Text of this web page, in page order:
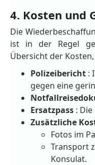
4. Kosten und
Die
ist in der Regel
Übersicht der
Polizeibericht :
gegen eine
Ersatzpass :
Zusätzliche
Fotos im
Transport
Konsulat.